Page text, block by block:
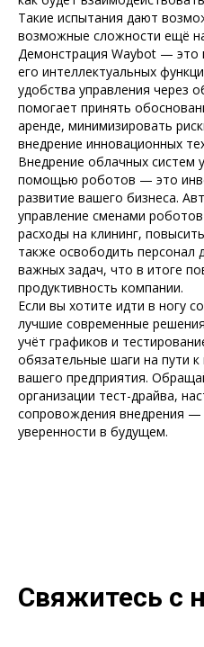
Такие испытания дают
возможные сложности ещё
Демонстрация Waybot — это
его интеллектуальных
удобства управления через
помогает принять
аренде, минимизировать
внедрение инновационных
Внедрение облачных систем
помощью роботов — это
развитие вашего бизнеса.
управление сменами
расходы на клининг,
также освободить персонал
важных задач, что в итоге
продуктивность компании.
Если вы хотите идти в ногу
лучшие современные
учёт графиков и
обязательные шаги на пути
вашего предприятия.
организации тест-драйва,
сопровождения внедрения —
уверенности в будущем.
Свяжитесь с